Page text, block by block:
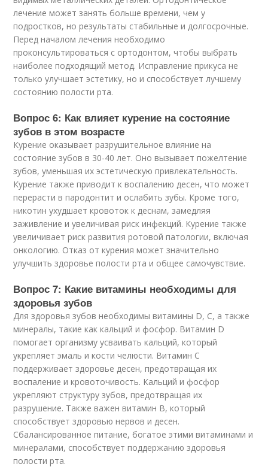
лечение может занять больше времени, чем у
подростков, но результаты стабильные и долгосрочные.
Перед началом лечения необходимо
проконсультироваться с ортодонтом, чтобы выбрать
наиболее подходящий метод. Исправление прикуса не
только улучшает эстетику, но и способствует лучшему
состоянию полости рта.
Вопрос 6: Как влияет курение на состояние
зубов в этом возрасте
Курение оказывает разрушительное влияние на
состояние зубов в 30-40 лет. Оно вызывает пожелтение
зубов, уменьшая их эстетическую привлекательность.
Курение также приводит к воспалению десен, что может
перерасти в пародонтит и ослабить зубы. Кроме того,
никотин ухудшает кровоток к деснам, замедляя
заживление и увеличивая риск инфекций. Курение также
увеличивает риск развития ротовой патологии, включая
онкологию. Отказ от курения может значительно
улучшить здоровье полости рта и общее самочувствие.
Вопрос 7: Какие витамины необходимы для
здоровья зубов
Для здоровья зубов необходимы витамины D, C, а также
минералы, такие как кальций и фосфор. Витамин D
помогает организму усваивать кальций, который
укрепляет эмаль и кости челюсти. Витамин C
поддерживает здоровье десен, предотвращая их
воспаление и кровоточивость. Кальций и фосфор
укрепляют структуру зубов, предотвращая их
разрушение. Также важен витамин B, который
способствует здоровью нервов и десен.
Сбалансированное питание, богатое этими витаминами и
минералами, способствует поддержанию здоровья
полости рта.